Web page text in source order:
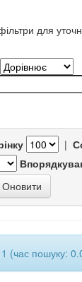
для
|
1 (час пошуку: